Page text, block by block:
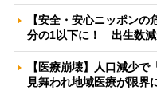
【安全・安心ニッポン
分の1以下に！ 出生数
【医療崩壊】人口減少
見舞われ地域医療が限